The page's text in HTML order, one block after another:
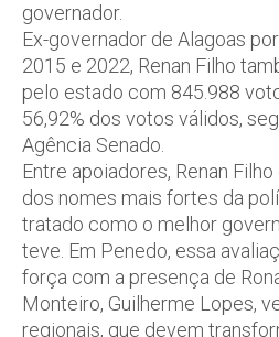
governador.
Ex-governador de Alagoas
2015 e 2022, Renan Filho
pelo estado com 845.988
56,92% dos votos válidos,
Agência Senado.
Entre apoiadores, Renan
dos nomes mais fortes da
tratado como o melhor
teve. Em Penedo, essa
força com a presença de
Monteiro, Guilherme Lopes,
regionais, que devem